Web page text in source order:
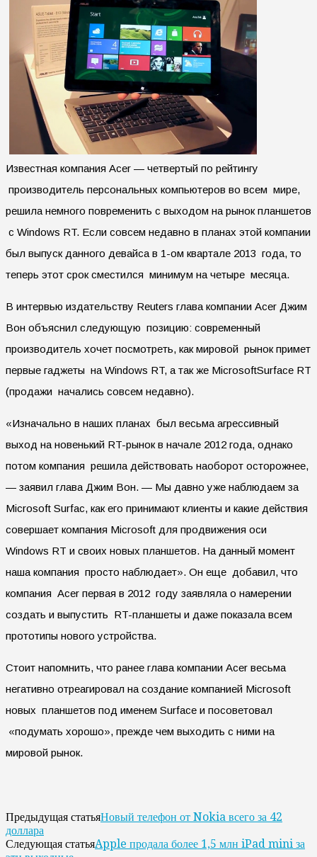
Известная компания Acer — четвертый по рейтингу
производитель персональных компьютеров во всем мире,
решила немного повременить с выходом на рынок планшетов
с Windows RT. Если совсем недавно в планах этой компании
был выпуск данного девайса в 1-ом квартале 2013 года, то
теперь этот срок сместился минимум на четыре месяца.
В интервью издательству Reuters глава компании Acer Джим
Вон объяснил следующую позицию: современный
производитель хочет посмотреть, как мировой рынок примет
первые гаджеты на Windows RT, а так же MicrosoftSurface RT
(продажи начались совсем недавно).
«Изначально в наших планах был весьма агрессивный
выход на новенький RT-рынок в начале 2012 года, однако
потом компания решила действовать наоборот осторожнее,
— заявил глава Джим Вон. — Мы давно уже наблюдаем за
Microsoft Surfac, как его принимают клиенты и какие действия
совершает компания Microsoft для продвижения оси
Windows RT и своих новых планшетов. На данный момент
наша компания просто наблюдает». Он еще добавил, что
компания Acer первая в 2012 году заявляла о намерении
создать и выпустить RT-планшеты и даже показала всем
прототипы нового устройства.
Стоит напомнить, что ранее глава компании Acer весьма
негативно отреагировал на создание компанией Microsoft
новых планшетов под именем Surface и посоветовал
«подумать хорошо», прежде чем выходить с ними на
мировой рынок.
Предыдущая статьяНовый телефон от Nokia всего за 42
доллара
Следующая статьяApple продала более 1,5 млн iPad mini за